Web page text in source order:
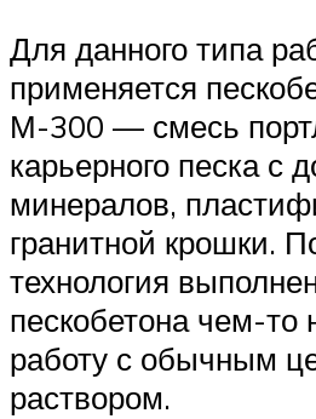
Для данного типа
применяется
М-300 — смесь
карьерного песка с
минералов,
гранитной крошки.
технология
пескобетона чем-то
работу с обычным
раствором.